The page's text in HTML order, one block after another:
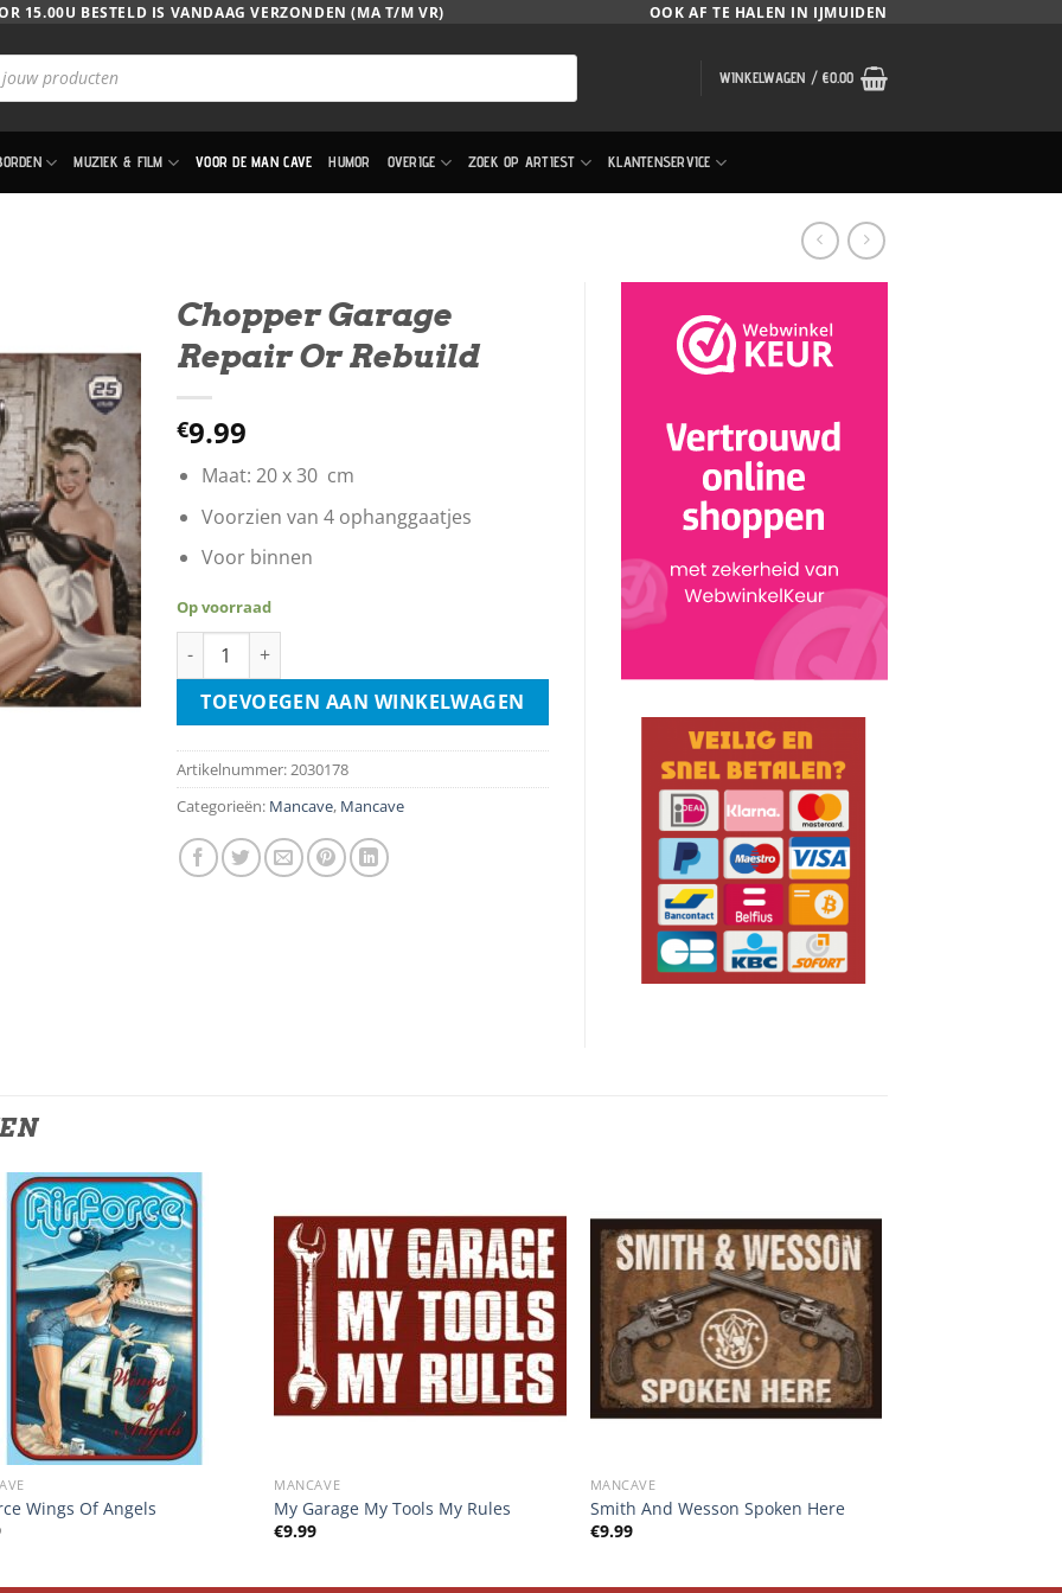
15.00U BESTELD IS VANDAAG VERZONDEN (MA T/M VR) OOK AF TE HALEN IN IJMUIDEN
WINKELWAGEN /€0.00
MUZIEK & FILM VOOR DE MAN CAVE HUMOR OVERIGE ZOEK OP ARTIEST KLANTENSERVICE
Chopper Garage
Repair Or Rebuild
€9.99
Maat: 20 x 30 cm
Voorzien van 4 ophanggaatjes
Voor binnen
Op voorraad
Chopper Garage Repair Or Rebuild aantal
TOEVOEGEN AAN WINKELWAGEN
Artikelnummer:2030178
Categorieën: Mancave, Mancave
Wings Of Angels
MANCAVE
My Garage My Tools My Rules
€9.99
MANCAVE
Smith And Wesson Spoken Here
€9.99